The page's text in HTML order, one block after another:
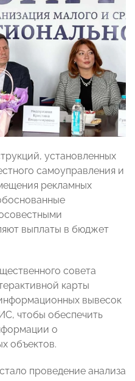
установленных
самоуправления и
рекламных
выплаты в бюджет
совета
карты
вывесок
чтобы обеспечить
о
объектов.
проведение анализа